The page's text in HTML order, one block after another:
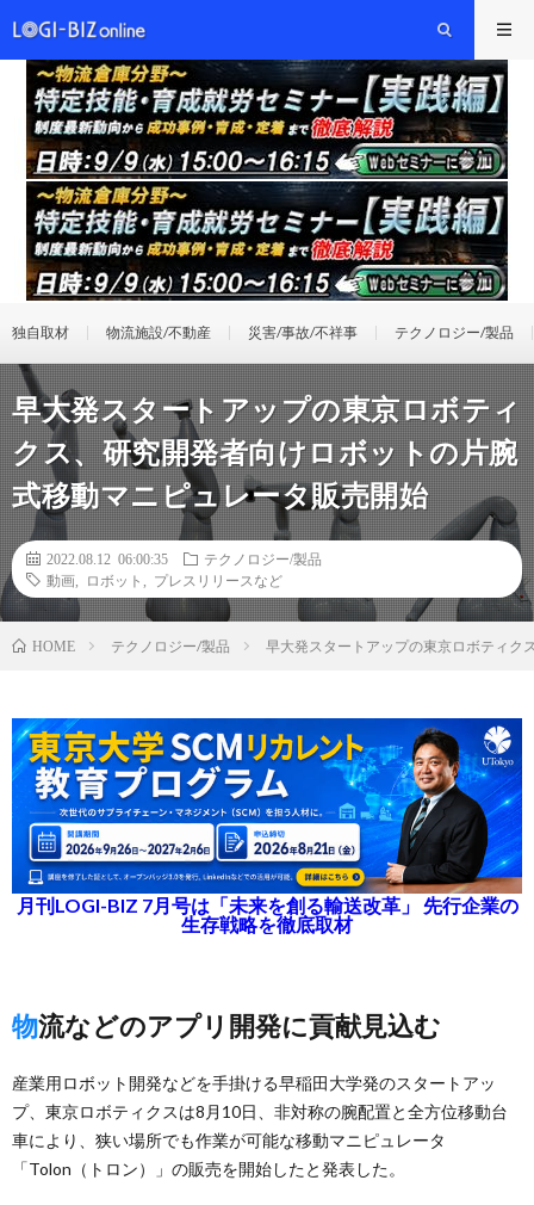
独自取材 物流施設/不動産 災害/事故/不祥事 テクノロジー/製品
早大発スタートアップの東京ロボティ
クス、研究開発者向けロボットの片腕
式移動マニピュレータ販売開始
2022.08.12 06:00:35
テクノロジー/製品
動画
ロボット プレスリリースなど
HOME テクノロジー/製品 早大発スタートアップの東京ロボティク
月刊LOGI-BIZ 7月号は「未来を創る輸送改革」 先行企業の
生存戦略を徹底取材
物流などのアプリ開発に貢献見込む
産業用ロボット開発などを手掛ける早稲田大学発のスタートアッ
プ、東京ロボティクスは8月10日、非対称の腕配置と全方位移動台
車により、狭い場所でも作業が可能な移動マニピュレータ
「Tolon（トロン）」の販売を開始したと発表した。